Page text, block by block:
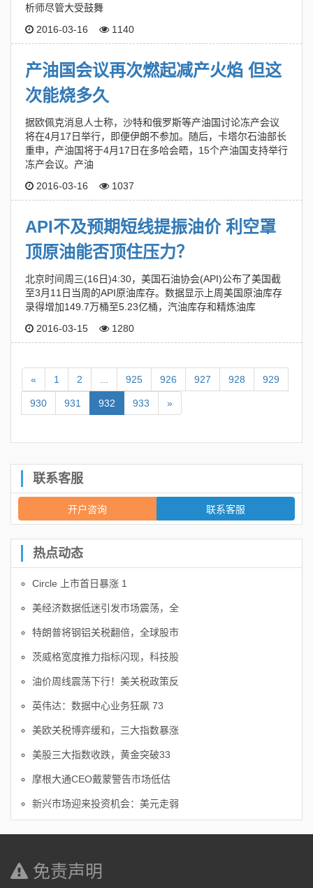
析师尽管大受鼓舞
2016-03-16
1140
产油国会议再次燃起减产火焰 但这
次能烧多久
据欧佩克消息人士称，沙特和俄罗斯等产油国讨论冻产会议
将在4月17日举行，即便伊朗不参加。随后，卡塔尔石油部长
重申，产油国将于4月17日在多哈会晤，15个产油国支持举行
冻产会议。产油
2016-03-16
1037
API不及预期短线提振油价 利空罩
顶原油能否顶住压力？
北京时间周三(16日)4:30，美国石油协会(API)公布了美国截
至3月11日当周的API原油库存。数据显示上周美国原油库存
录得增加149.7万桶至5.23亿桶，汽油库存和精炼油库
2016-03-15
1280
« 1 2 925 926 927 928 929
930 931 932 933 »
联系客服
开户咨询 联系客服
热点动态
Circle 上市首日暴涨 1
美经济数据低迷引发市场震荡，全
特朗普将钢铝关税翻倍，全球股市
茨威格宽度推力指标闪现，科技股
油价周线震荡下行！美关税政策反
英伟达：数据中心业务狂飙 73
美欧关税博弈缓和，三大指数暴涨
美股三大指数收跌，黄金突破33
摩根大通CEO戴蒙警告市场低估
新兴市场迎来投资机会：美元走弱
免责声明